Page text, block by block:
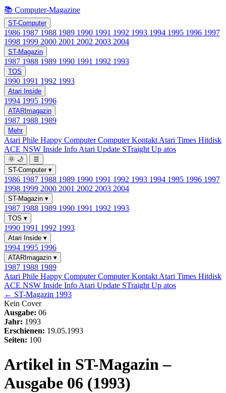
📚 Computer-Magazine
ST-Computer
1986 1987 1988 1989 1990 1991 1992 1993 1994 1995 1996 1997
1998 1999 2000 2001 2002 2003 2004
ST-Magazin
1987 1988 1989 1990 1991 1992 1993
TOS
1990 1991 1992 1993
Atari Inside
1994 1995 1996
ATARImagazin
1987 1988 1989
Mehr
Atari Phile Happy ComputerComputer Kontakt Atari Times Hitdisk
ACE NSW Inside Info Atari Update STraight Up atos
🌞 🌙
☰
ST-Computer ▾
1986 1987 1988 1989 1990 1991 1992 1993 1994 1995 1996 1997
1998 1999 2000 2001 2002 2003 2004
ST-Magazin ▾
1987 1988 1989 1990 1991 1992 1993
TOS ▾
1990 1991 1992 1993
Atari Inside ▾
1994 1995 1996
ATARImagazin ▾
1987 1988 1989
Atari Phile Happy ComputerComputer Kontakt Atari Times Hitdisk
ACE NSW Inside Info Atari Update STraight Up atos
← ST-Magazin 1993
Kein Cover
Ausgabe: 06
Jahr: 1993
Erschienen: 19.05.1993
Seiten: 100
Artikel in ST-Magazin –
Ausgabe 06 (1993)